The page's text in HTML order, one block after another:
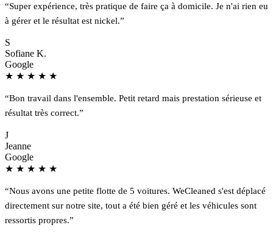
“Super expérience, très pratique de faire ça à domicile. Je n'ai rien eu
à gérer et le résultat est nickel.”
S
Sofiane K.
Google
★ ★ ★ ★ ★
“Bon travail dans l'ensemble. Petit retard mais prestation sérieuse et
résultat très correct.”
J
Jeanne
Google
★ ★ ★ ★ ★
“Nous avons une petite flotte de 5 voitures. WeCleaned s'est déplacé
directement sur notre site, tout a été bien géré et les véhicules sont
ressortis propres.”